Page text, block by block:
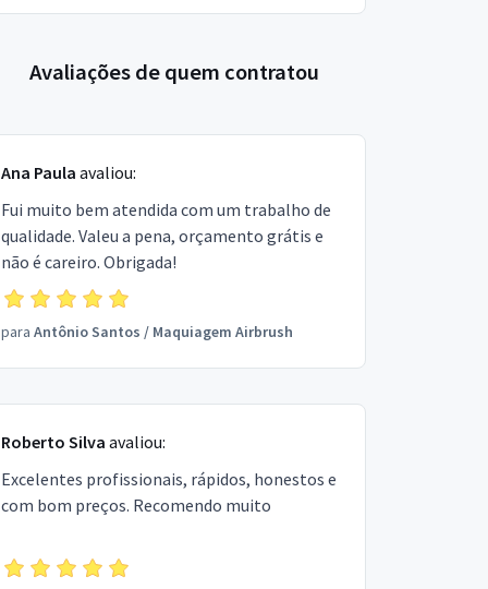
Avaliações de quem contratou
Ana Paula avaliou:
Fui muito bem atendida com um trabalho de
qualidade. Valeu a pena, orçamento grátis e
não é careiro. Obrigada!
para Antônio Santos / Maquiagem Airbrush
Roberto Silva avaliou:
Excelentes profissionais, rápidos, honestos e
com bom preços. Recomendo muito